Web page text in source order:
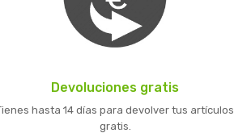
Devoluciones gratis
hasta 14 días para devolver tus artículos
gratis.